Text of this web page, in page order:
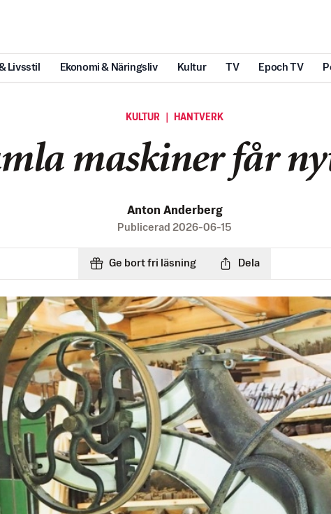
Livsstil Ekonomi & Näringsliv Kultur TV Epoch TV
KULTUR ｜ HANTVERK
maskiner får
Anton Anderberg
Publicerad 2026-06-15
Ge bort fri läsning Dela